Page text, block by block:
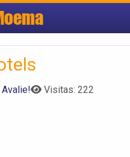
Avalie! Visitas: 222